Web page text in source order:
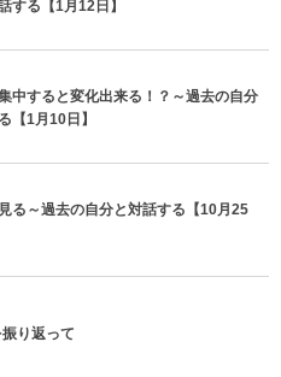
する【1月12日】
集中すると変化出来る！？～過去の自分
【1月10日】
る～過去の自分と対話する【10月25
り返って